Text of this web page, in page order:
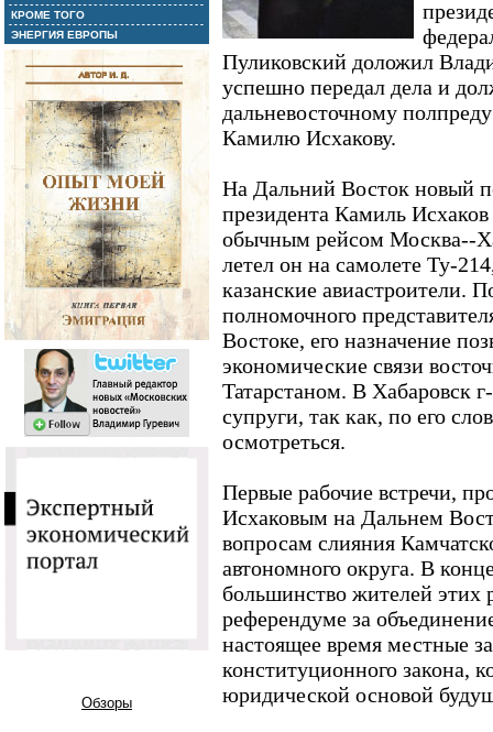
КРОМЕ ТОГО
ЭНЕРГИЯ ЕВРОПЫ
Обзоры
Пуликовский доложил
успешно передал дела и
дальневосточному
Камилю Исхакову.
На Дальний Восток новый
президента Камиль
обычным рейсом Москва--
летел он на самолете Ту-
казанские авиастроители.
полномочного
Востоке, его назначение
экономические связи
Татарстаном. В Хабаровск
супруги, так как, по его
осмотреться.
Первые рабочие встречи,
Исхаковым на Дальнем
вопросам слияния
автономного округа. В
большинство жителей этих
референдуме за
настоящее время местные
конституционного закона,
юридической основой